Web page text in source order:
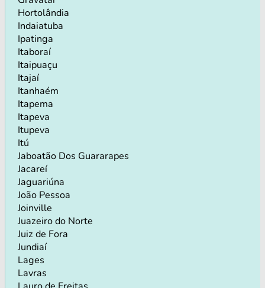
Hortolândia
Indaiatuba
Ipatinga
Itaboraí
Itaipuaçu
Itajaí
Itanhaém
Itapema
Itapeva
Itupeva
Itú
Jaboatão Dos Guararapes
Jacareí
Jaguariúna
João Pessoa
Joinville
Juazeiro do Norte
Juiz de Fora
Jundiaí
Lages
Lavras